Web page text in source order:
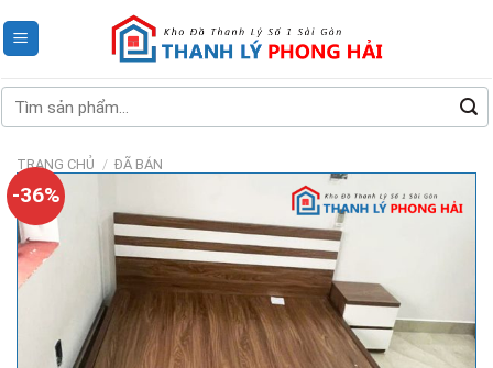
to
Tìm
kiếm:
TRANG CHỦ / ĐÃ BÁN
-36%